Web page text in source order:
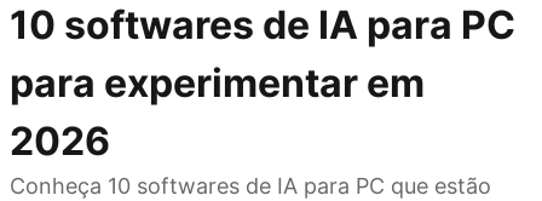
10 softwares de IA para PC
para experimentar em
2026
Conheça 10 softwares de IA para PC que estão